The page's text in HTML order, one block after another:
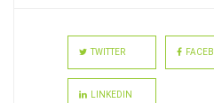
TWITTER
LINKEDIN